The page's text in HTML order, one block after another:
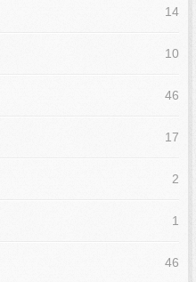
14
10
46
17
2
1
46